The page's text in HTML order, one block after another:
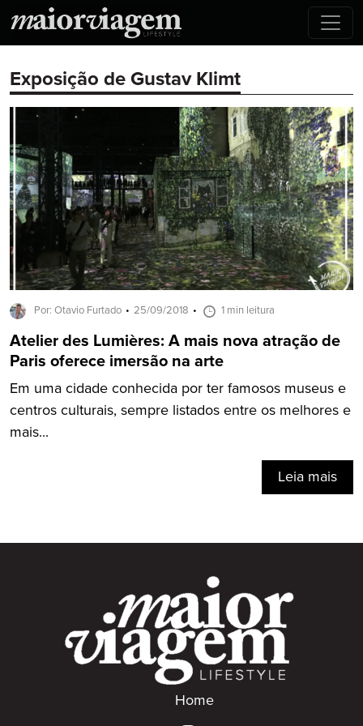
Exposição de Gustav Klimt
Por: Otavio Furtado 25/09/2018 1 min leitura
Atelier des Lumières: A mais nova atração de
Paris oferece imersão na arte
Em uma cidade conhecida por ter famosos museus e
centros culturais, sempre listados entre os melhores e
mais...
Leia mais
Home